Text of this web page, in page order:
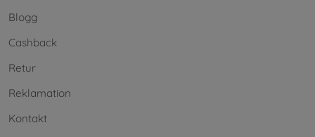
Blogg
Cashback
Retur
Reklamation
Kontakt